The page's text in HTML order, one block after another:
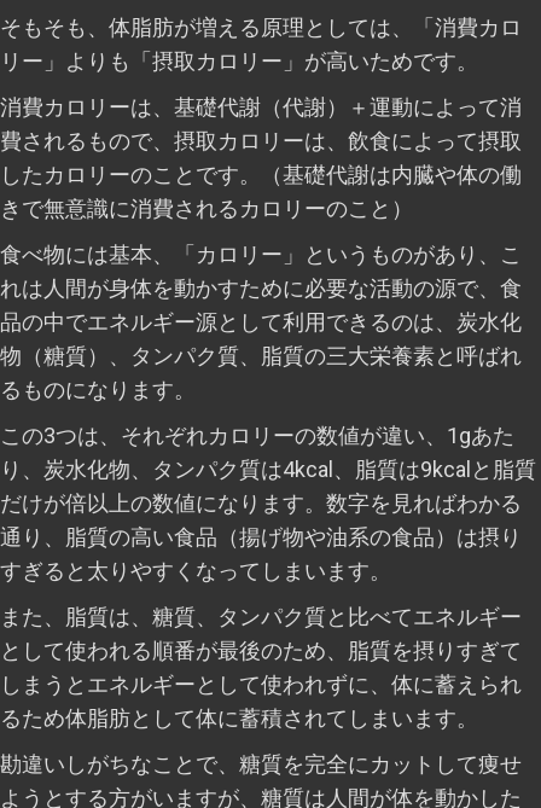
そもそも、体脂肪が増える原理としては、「消費カロ
リー」よりも「摂取カロリー」が高いためです。
消費カロリーは、基礎代謝（代謝）＋運動によって消
費されるもので、摂取カロリーは、飲食によって摂取
したカロリーのことです。（基礎代謝は内臓や体の働
きで無意識に消費されるカロリーのこと）
食べ物には基本、「カロリー」というものがあり、こ
れは人間が身体を動かすために必要な活動の源で、食
品の中でエネルギー源として利用できるのは、炭水化
物（糖質）、タンパク質、脂質の三大栄養素と呼ばれ
るものになります。
この3つは、それぞれカロリーの数値が違い、1gあた
り、炭水化物、タンパク質は4kcal、脂質は9kcalと脂質
だけが倍以上の数値になります。数字を見ればわかる
通り、脂質の高い食品（揚げ物や油系の食品）は摂り
すぎると太りやすくなってしまいます。
また、脂質は、糖質、タンパク質と比べてエネルギー
として使われる順番が最後のため、脂質を摂りすぎて
しまうとエネルギーとして使われずに、体に蓄えられ
るため体脂肪として体に蓄積されてしまいます。
勘違いしがちなことで、糖質を完全にカットして痩せ
ようとする方がいますが、糖質は人間が体を動かした